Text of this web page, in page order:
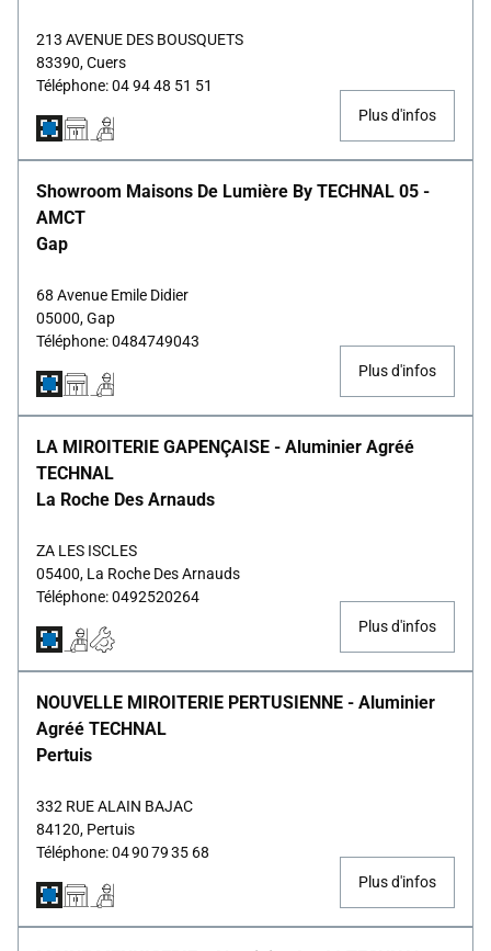
213 AVENUE DES BOUSQUETS
83390, Cuers
Téléphone: 04 94 48 51 51
Plus d'infos
Showroom Maisons De Lumière By TECHNAL 05 -
AMCT
Gap
68 Avenue Emile Didier
05000, Gap
Téléphone: 0484749043
Plus d'infos
LA MIROITERIE GAPENÇAISE - Aluminier Agréé
TECHNAL
La Roche Des Arnauds
ZA LES ISCLES
05400, La Roche Des Arnauds
Téléphone: 0492520264
Plus d'infos
NOUVELLE MIROITERIE PERTUSIENNE - Aluminier
Agréé TECHNAL
Pertuis
332 RUE ALAIN BAJAC
84120, Pertuis
Téléphone: 04 90 79 35 68
Plus d'infos